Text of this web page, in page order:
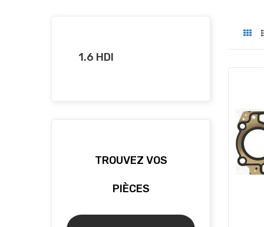
1.6 HDI
TROUVEZ VOS
PIÈCES